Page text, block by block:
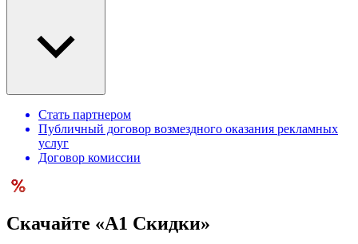
Стать партнером
Публичный договор возмездного оказания рекламных
услуг
Договор комиссии
Скачайте «А1 Скидки»